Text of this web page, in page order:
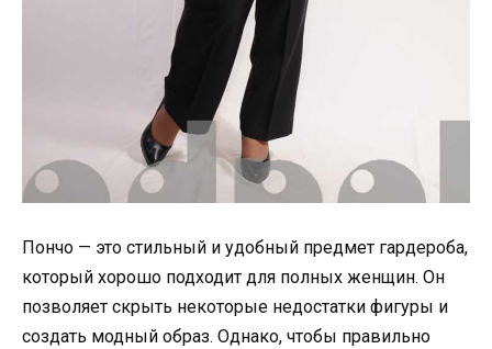
Пончо — это стильный и удобный предмет гардероба,
который хорошо подходит для полных женщин. Он
позволяет скрыть некоторые недостатки фигуры и
создать модный образ. Однако, чтобы правильно